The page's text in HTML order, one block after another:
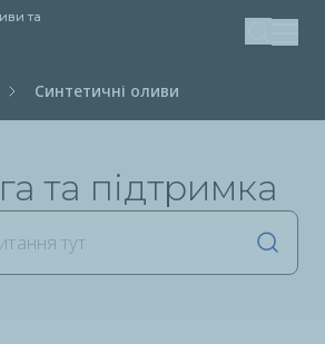
основного
та
Пошук
Синтетичні оливи
та підтримка